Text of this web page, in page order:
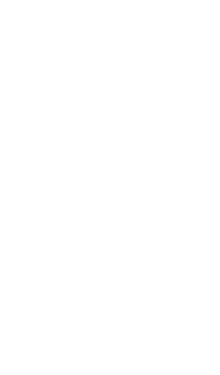
187avaliações